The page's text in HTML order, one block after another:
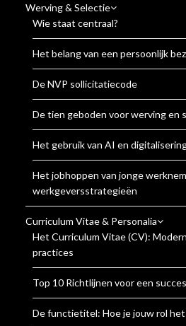
Werving & Selectie
Wie staat centraal?
Het belang van een persoonlijk
De NVP sollicitatiecode
De tien geboden voor werving en
Het gebruik van AI en
Het jobhoppen van jonge
werkgeversstrategieën
Curriculum Vitae & Personalia
Het Curriculum Vitae (CV):
practices
Top 10 Richtlijnen voor een
De functietitel: Hoe je jouw rol